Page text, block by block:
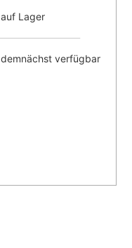
auf Lager
demnächst verfügbar